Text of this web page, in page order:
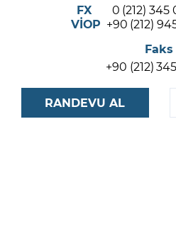
FX
0 (212) 345
VİOP +90 (212)
Faks
+90 (212)
RANDEVU AL